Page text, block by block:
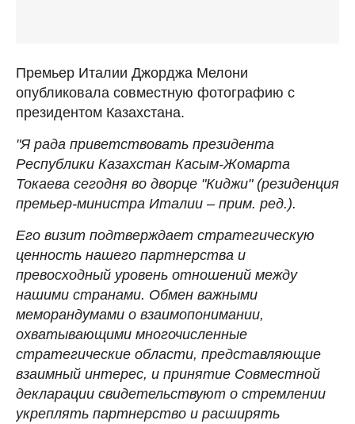
Премьер Италии Джорджа Мелони
опубликовала совместную фотографию с
президентом Казахстана.
"Я рада приветствовать президента
Республики Казахстан Касым-Жомарта
Токаева сегодня во дворце "Киджи" (резиденция
премьер-министра Италии – прим. ред.).
Его визит подтверждает стратегическую
ценность нашего партнерства и
превосходный уровень отношений между
нашими странами. Обмен важными
меморандумами о взаимопонимании,
охватывающими многочисленные
стратегические области, представляющие
взаимный интерес, и принятие Совместной
декларации свидетельствуют о стремлении
укреплять партнерство и расширять